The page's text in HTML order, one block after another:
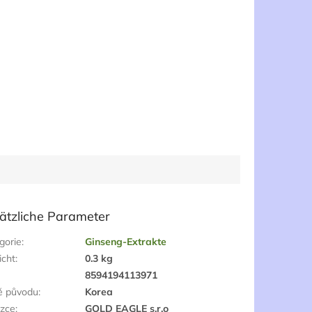
Parameter
:
Ginseng-Extrakte
:
0.3 kg
8594194113971
původu:
Korea
:
GOLD EAGLE s.r.o